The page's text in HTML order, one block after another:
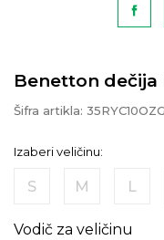
Benetton dečija
Šifra artikla:
Izaberi veličinu:
S M L
Vodič za veličinu